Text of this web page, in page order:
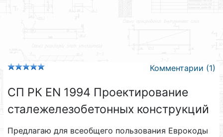
Комментарии (1)
СП РК EN 1994 Проектирование
сталежелезобетонных конструкций
Предлагаю для всеобщего пользования Еврокоды